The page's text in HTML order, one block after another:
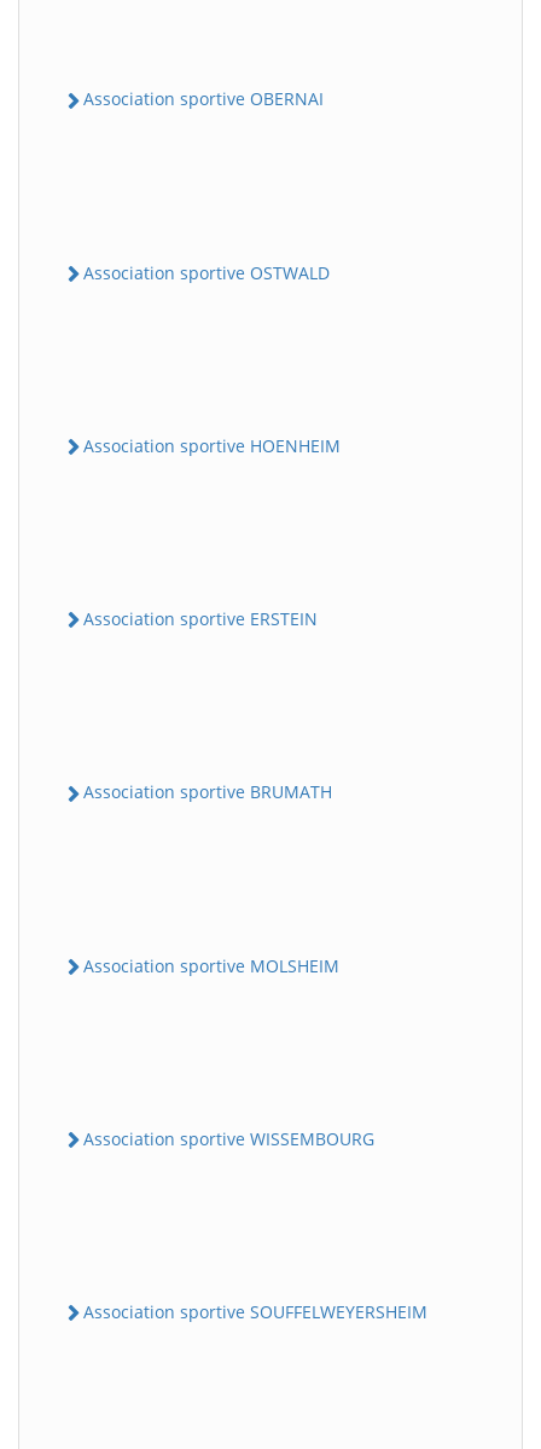
Association sportive OBERNAI
Association sportive OSTWALD
Association sportive HOENHEIM
Association sportive ERSTEIN
Association sportive BRUMATH
Association sportive MOLSHEIM
Association sportive WISSEMBOURG
Association sportive SOUFFELWEYERSHEIM